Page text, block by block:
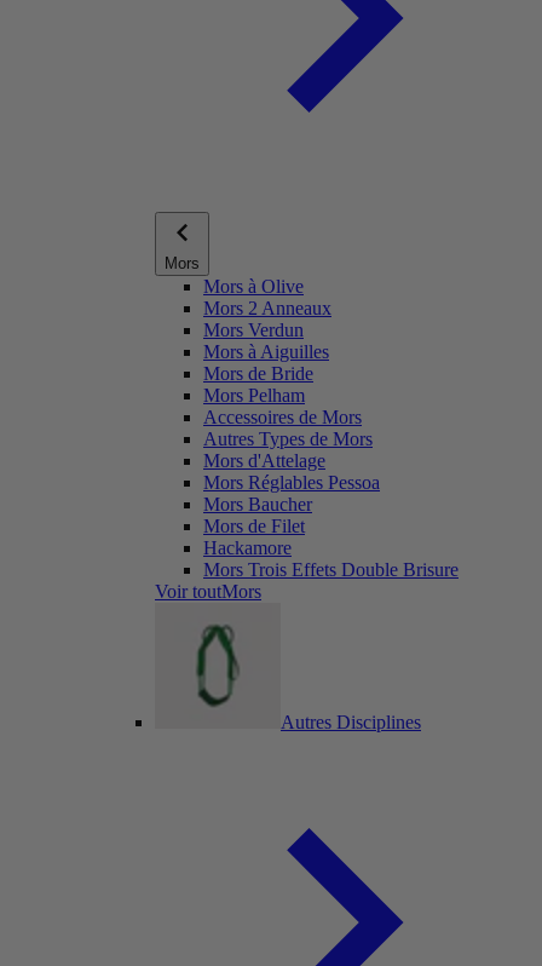
Mors
Mors à Olive
Mors 2 Anneaux
Mors Verdun
Mors à Aiguilles
Mors de Bride
Mors Pelham
Accessoires de Mors
Autres Types de Mors
Mors d'Attelage
Mors Réglables Pessoa
Mors Baucher
Mors de Filet
Hackamore
Mors Trois Effets Double Brisure
Voir toutMors
Autres Disciplines